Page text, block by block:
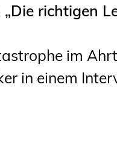
richtigen
im
in einem